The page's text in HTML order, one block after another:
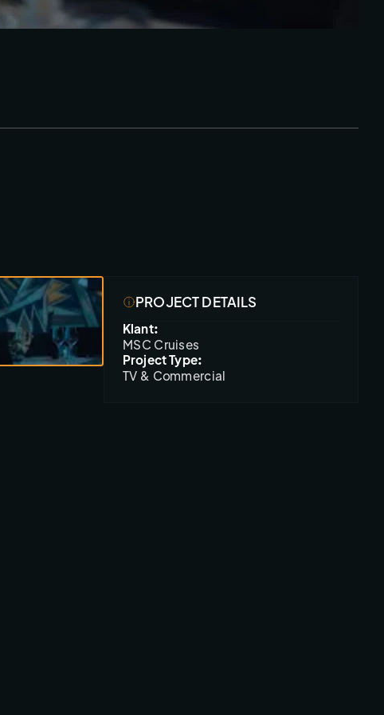
PROJECT DETAILS
Klant:
MSC Cruises
Project Type:
TV & Commercial